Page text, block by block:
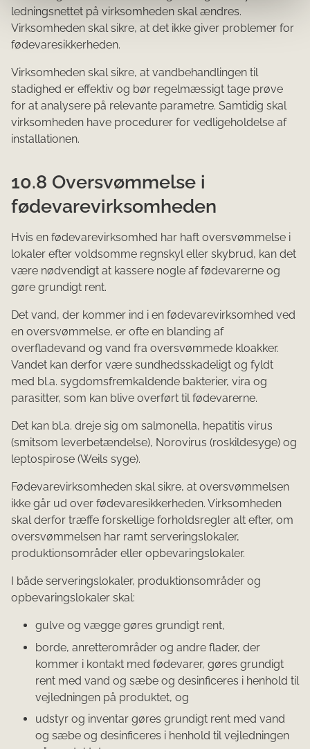
ledningsnettet på virksomheden skal ændres.
Virksomheden skal sikre, at det ikke giver problemer for
fødevaresikkerheden.
Virksomheden skal sikre, at vandbehandlingen til
stadighed er effektiv og bør regelmæssigt tage prøve
for at analysere på relevante parametre. Samtidig skal
virksomheden have procedurer for vedligeholdelse af
installationen.
10.8 Oversvømmelse i
fødevarevirksomheden
Hvis en fødevarevirksomhed har haft oversvømmelse i
lokaler efter voldsomme regnskyl eller skybrud, kan det
være nødvendigt at kassere nogle af fødevarerne og
gøre grundigt rent.
Det vand, der kommer ind i en fødevarevirksomhed ved
en oversvømmelse, er ofte en blanding af
overfladevand og vand fra oversvømmede kloakker.
Vandet kan derfor være sundhedsskadeligt og fyldt
med bl.a. sygdomsfremkaldende bakterier, vira og
parasitter, som kan blive overført til fødevarerne.
Det kan bl.a. dreje sig om salmonella, hepatitis virus
(smitsom leverbetændelse), Norovirus (roskildesyge) og
leptospirose (Weils syge).
Fødevarevirksomheden skal sikre, at oversvømmelsen
ikke går ud over fødevaresikkerheden. Virksomheden
skal derfor træffe forskellige forholdsregler alt efter, om
oversvømmelsen har ramt serveringslokaler,
produktionsområder eller opbevaringslokaler.
I både serveringslokaler, produktionsområder og
opbevaringslokaler skal:
gulve og vægge gøres grundigt rent,
borde, anretterområder og andre flader, der
kommer i kontakt med fødevarer, gøres grundigt
rent med vand og sæbe og desinficeres i henhold til
vejledningen på produktet, og
udstyr og inventar gøres grundigt rent med vand
og sæbe og desinficeres i henhold til vejledningen